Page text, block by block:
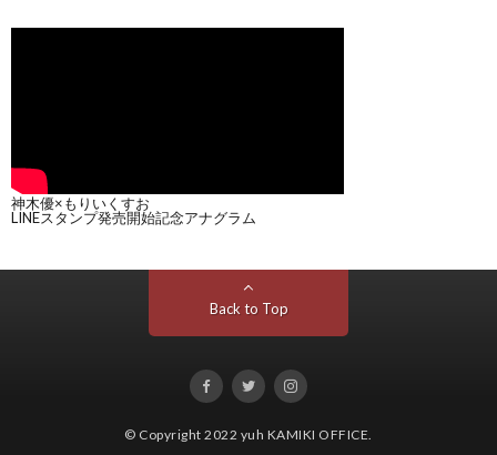
神木優×もりいくすお
LINEスタンプ発売開始記念アナグラム
Back to Top
© Copyright 2022 yuh KAMIKI OFFICE